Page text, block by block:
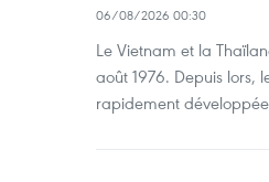
06/08/2026 00:30
Le Vietnam et la
août 1976. Depuis lors,
rapidement